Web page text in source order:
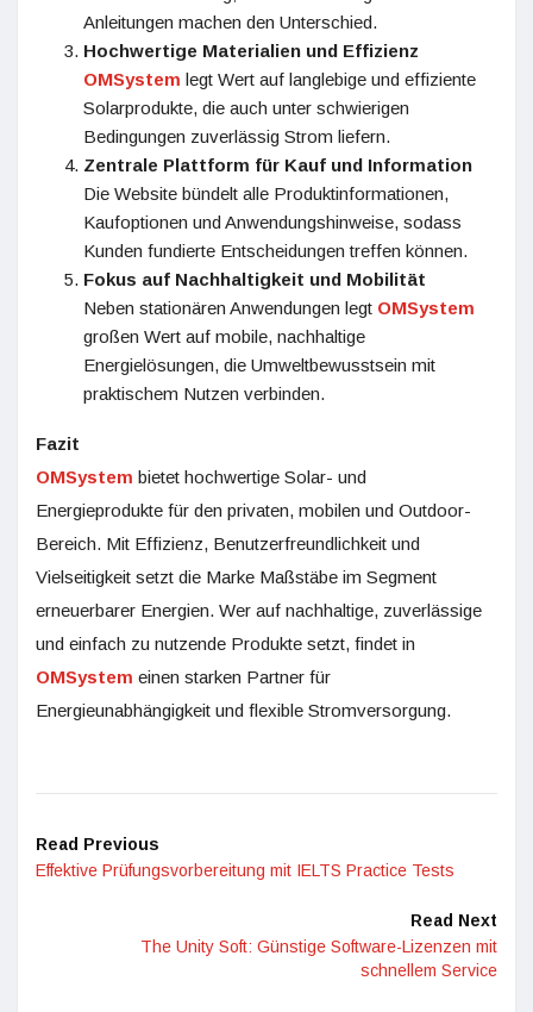
Anleitungen machen den Unterschied.
Hochwertige Materialien und Effizienz
OMSystem legt Wert auf langlebige und effiziente
Solarprodukte, die auch unter schwierigen
Bedingungen zuverlässig Strom liefern.
Zentrale Plattform für Kauf und Information
Die Website bündelt alle Produktinformationen,
Kaufoptionen und Anwendungshinweise, sodass
Kunden fundierte Entscheidungen treffen können.
Fokus auf Nachhaltigkeit und Mobilität
Neben stationären Anwendungen legt OMSystem
großen Wert auf mobile, nachhaltige
Energielösungen, die Umweltbewusstsein mit
praktischem Nutzen verbinden.
Fazit
OMSystem bietet hochwertige Solar- und
Energieprodukte für den privaten, mobilen und Outdoor-
Bereich. Mit Effizienz, Benutzerfreundlichkeit und
Vielseitigkeit setzt die Marke Maßstäbe im Segment
erneuerbarer Energien. Wer auf nachhaltige, zuverlässige
und einfach zu nutzende Produkte setzt, findet in
OMSystem einen starken Partner für
Energieunabhängigkeit und flexible Stromversorgung.
Read Previous
Effektive Prüfungsvorbereitung mit IELTS Practice Tests
Read Next
The Unity Soft: Günstige Software-Lizenzen mit
schnellem Service